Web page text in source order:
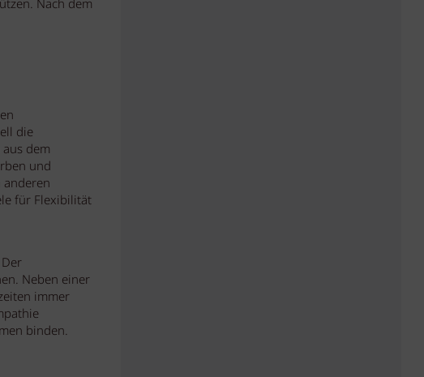
Nach dem
die
dem
und
für Flexibilität
Neben einer
immer
binden.